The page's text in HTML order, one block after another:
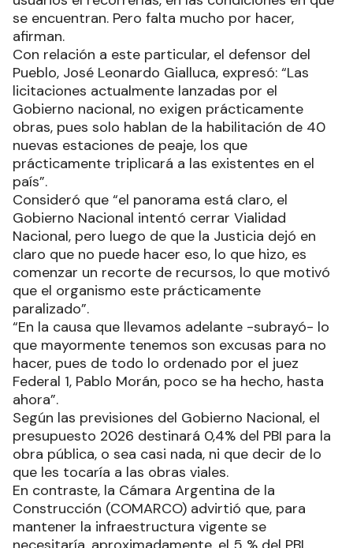
se encuentran. Pero falta mucho por hacer,
afirman.
Con relación a este particular, el defensor del
Pueblo, José Leonardo Gialluca, expresó: “Las
licitaciones actualmente lanzadas por el
Gobierno nacional, no exigen prácticamente
obras, pues solo hablan de la habilitación de 40
nuevas estaciones de peaje, los que
prácticamente triplicará a las existentes en el
país”.
Consideró que “el panorama está claro, el
Gobierno Nacional intentó cerrar Vialidad
Nacional, pero luego de que la Justicia dejó en
claro que no puede hacer eso, lo que hizo, es
comenzar un recorte de recursos, lo que motivó
que el organismo este prácticamente
paralizado”.
“En la causa que llevamos adelante -subrayó- lo
que mayormente tenemos son excusas para no
hacer, pues de todo lo ordenado por el juez
Federal 1, Pablo Morán, poco se ha hecho, hasta
ahora”.
Según las previsiones del Gobierno Nacional, el
presupuesto 2026 destinará 0,4% del PBI para la
obra pública, o sea casi nada, ni que decir de lo
que les tocaría a las obras viales.
En contraste, la Cámara Argentina de la
Construcción (COMARCO) advirtió que, para
mantener la infraestructura vigente se